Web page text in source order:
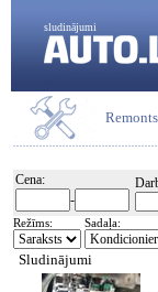
sludinājumi
Cena:
-
Režīms: Sadaļa:
Sludinājumi